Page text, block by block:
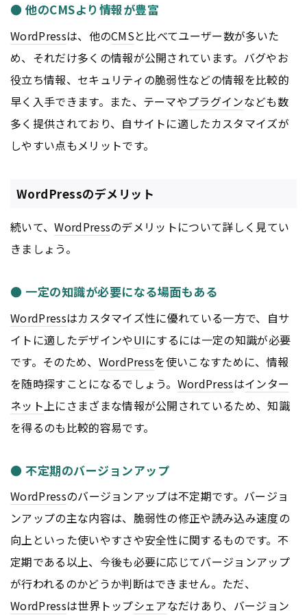
● 他のCMSより情報が豊富
WordPressは、他のCMSと比べてユーザー数が多いた
め、それだけ多くの情報が公開されています。バグやお
役立ち情報、セキュリティの脆弱性などの情報を比較的
早く入手できます。また、テーマやプラグインなども数
多く提供されており、自サイトに適したカスタマイズが
しやすい点もメリットです。
WordPressのデメリット
続いて、WordPressのデメリットについて詳しく見てい
きましょう。
● 一定の知識が必要になる場面もある
WordPressはカスタマイズ性に優れている一方で、自サ
イトに適したデザインやUIにするには一定の知識が必要
です。そのため、 WordPressを使いこなすために、情報
を随時探すことになるでしょう。 WordPressはインター
ネット 上にさまざまな情報が公開されているため、知識
を得るのも比較的容易です。
● 不定期のバージョンアップ
WordPressのバージョンアップは不定期です。バージョ
ンアップの主な内容は、脆弱性の修正や読み込み速度の
向上といった使いやすさや安全性に関するものです。不
定期である以上、今後も必要に応じてバージョンアップ
が行われるのかどうか判断はできません。ただ、
WordPressは世界トップシェアなだけあり、バージョン